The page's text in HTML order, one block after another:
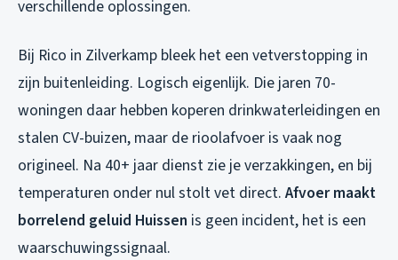
verschillende oplossingen.
Bij Rico in Zilverkamp bleek het een vetverstopping in
zijn buitenleiding. Logisch eigenlijk. Die jaren 70-
woningen daar hebben koperen drinkwaterleidingen en
stalen CV-buizen, maar de rioolafvoer is vaak nog
origineel. Na 40+ jaar dienst zie je verzakkingen, en bij
temperaturen onder nul stolt vet direct. Afvoer maakt
borrelend geluid Huissen is geen incident, het is een
waarschuwingssignaal.